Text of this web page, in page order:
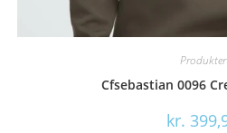
Produkter
Cfsebastian 0096
kr.